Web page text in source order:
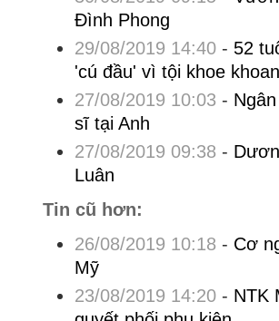
Đình Phong
29/08/2019 14:40- 52
'cú đầu' vì tội khoe
27/08/2019 10:03 -
sĩ tại Anh
27/08/2019 09:38 -
Luân
Tin cũ hơn:
26/08/2019 10:18 - Cơ
Mỹ
23/08/2019 14:20- NTK